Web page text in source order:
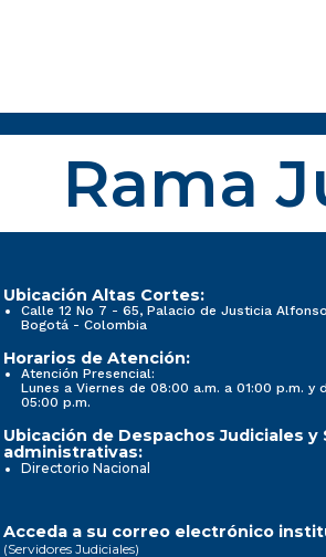
Rama
Ubicación Altas Cortes:
Calle 12 No 7 - 65, Palacio de Justicia
Bogotá - Colombia
Horarios de Atención:
Atención Presencial:
Lunes a Viernes de 08:00 a.m. a 01:00 p.m. y
05:00 p.m.
Ubicación de Despachos Judiciales y
administrativas:
Directorio Nacional
Acceda a su correo electrónico
(Servidores Judiciales)